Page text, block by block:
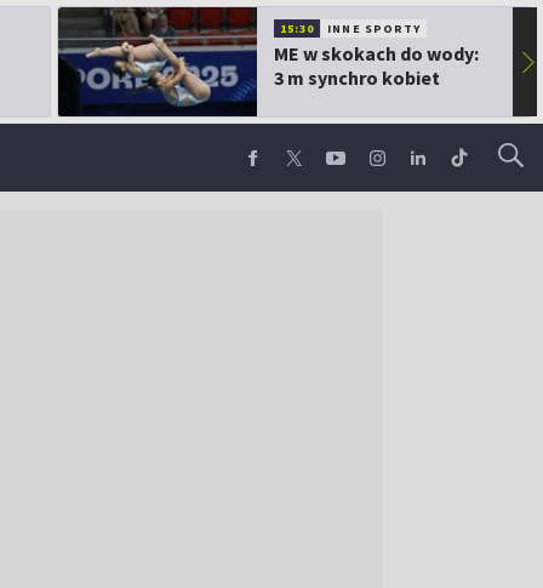
15:30 INNE SPORTY
ME w skokach do wody:
3 m synchro kobiet
▶